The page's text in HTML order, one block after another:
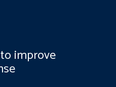
improve